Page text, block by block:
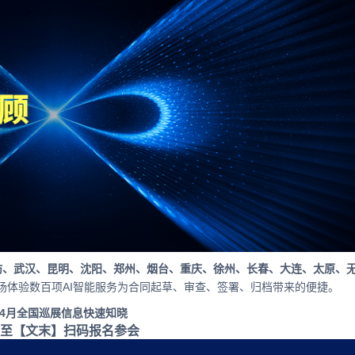
、武汉、昆明、沈阳、郑州、烟台、重庆、徐州、长春、大连、太原、
体验数百项AI智能服务为合同起草、审查、签署、归档带来的便捷。
4月全国巡展信息快速知晓
【文末】扫码报名参会